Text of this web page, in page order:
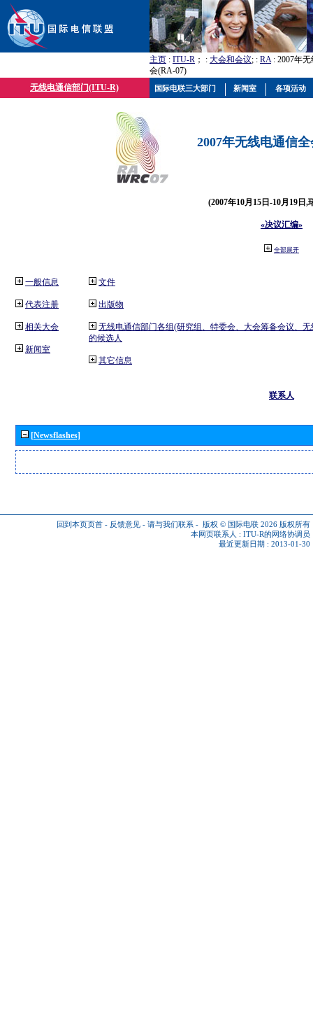
主页 : ITU-R ； : 大会和会议; : RA: 2007年
会(RA-07)
无线电通信部门(ITU-R)
2007年无线电通信
(2007年10月15日-10月19日,
«决议汇编»
全部展开
一般信息
代表注册
相关大会
新闻室
文件
出版物
无线电通信部门各组(研究组、特委会、大会筹备会议、
的候选人
其它信息
联系人
[Newsflashes]
回到本页页首 - 反馈意见 - 请与我们联系 - 版权 © 国际电联 2026 版权所有
本网页联系人 : ITU-R的网络协调员
最近更新日期 : 2013-01-30
国际电联三大部门 新闻室 各项活动